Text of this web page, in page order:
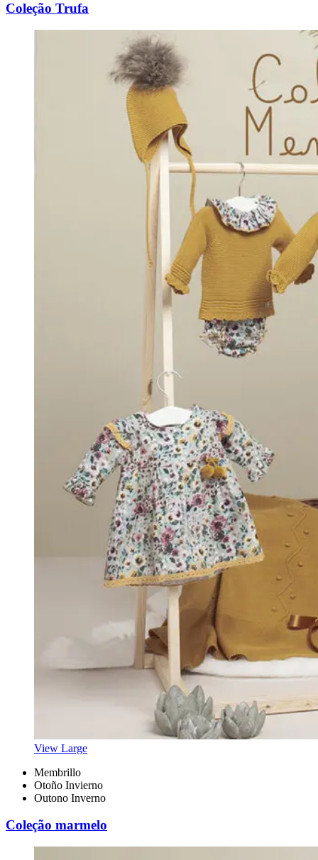
Coleção Trufa
View Large
Membrillo
Otoño Invierno
Outono Inverno
Coleção marmelo